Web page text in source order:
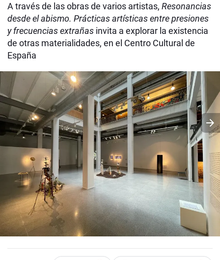
A través de las obras de varios artistas, Resonancias
desde el abismo. Prácticas artísticas entre presiones
y frecuencias extrañas invita a explorar la existencia
de otras materialidades, en el Centro Cultural de
España